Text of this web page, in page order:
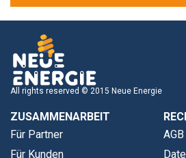
All rights reserved © 2015 Neue Energie
ZUSAMMENARBEIT
Für Partner
Für Kunden
AGB